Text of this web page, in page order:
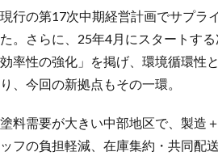
現行の第17次中期経営計画でサプラ
た。さらに、25年4月にスタートす
効率性の強化」を掲げ、環境循環性
り、今回の新拠点もその一環。
塗料需要が大きい中部地区で、製造
ッフの負担軽減、在庫集約・共同配